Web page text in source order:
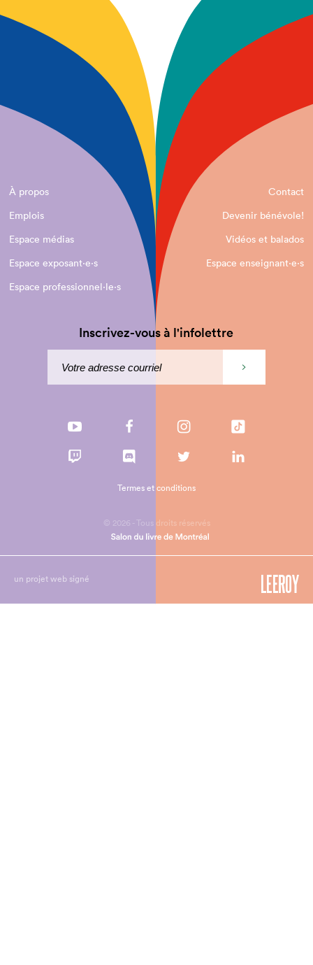
À propos
Contact
Emplois
Devenir bénévole!
Espace médias
Vidéos et balados
Espace exposant·e⋅s
Espace enseignant·e⋅s
Espace professionnel·le⋅s
Inscrivez-vous à l'infolettre
© 2026 - Tous droits réservés
Termes et conditions
un projet web signé